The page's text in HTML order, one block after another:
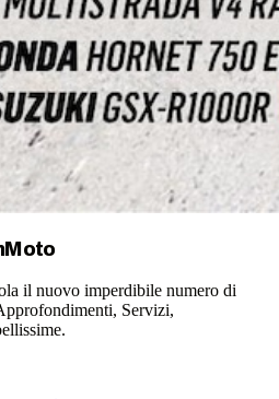
il nuovo imperdibile numero di
Servizi,